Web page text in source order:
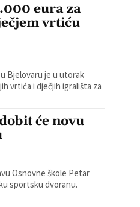
eura za
vrtiću
Bjelovaru je u utorak
vrtića i dječjih igrališta za
će novu
Osnovne škole Petar
sportsku dvoranu.